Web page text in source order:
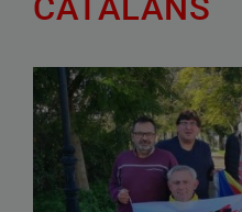
CATALANS